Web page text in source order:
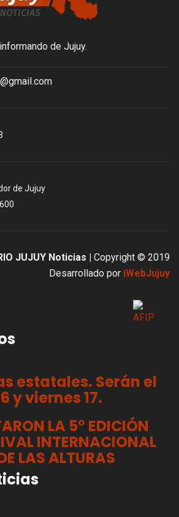
de Jujuy.
de Jujuy
JUJUY Noticias | Copyright © 2019
Desarrollado por iWebJujuy
estatales. Serán el
y viernes 17.
LA 5° EDICIÓN
INTERNACIONAL
LAS ALTURAS